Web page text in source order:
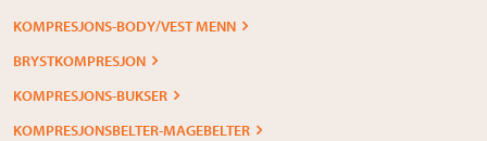
KOMPRESJONS-BODY/VEST MENN
BRYSTKOMPRESJON
KOMPRESJONS-BUKSER
KOMPRESJONSBELTER-MAGEBELTER